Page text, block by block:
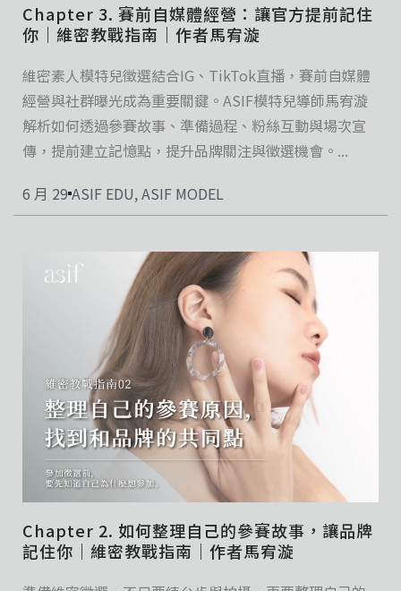
Chapter 3. 賽前自媒體經營：讓官方提前記住
你｜維密教戰指南｜作者馬宥漩
維密素人模特兒徵選結合IG、TikTok直播，賽前自媒體
經營與社群曝光成為重要關鍵。ASIF模特兒導師馬宥漩
解析如何透過參賽故事、準備過程、粉絲互動與場次宣
傳，提前建立記憶點，提升品牌關注與徵選機會。...
6 月 29 ASIF EDU,ASIF MODEL
Chapter 2. 如何整理自己的參賽故事，讓品牌
記住你｜維密教戰指南｜作者馬宥漩